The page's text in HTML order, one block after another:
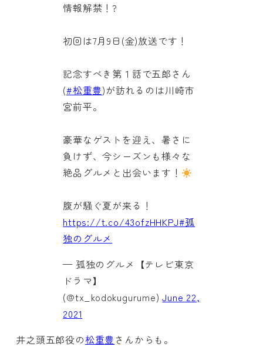
情報解禁！?
初回は7月9日(金)放送です！
記念すべき第１話で五郎さん
(#松重豊)が訪れるのは川崎市
宮前平。
豪華なゲストを迎え、暑さに
負けず、今シーズンも様々な
絶品グルメと出会います！
腹が騒ぐ夏が来る！
https://t.co/43ofzHHKPJ#孤
独のグルメ
— 孤独のグルメ【テレビ東京
ドラマ】
(@tx_kodokugurume)June 22,
2021
井之頭五郎役の松重豊さんからも。